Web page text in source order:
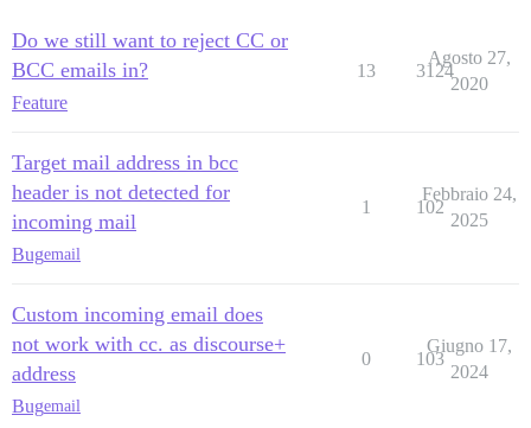
Do we still want to reject CC or
BCC emails in?
Feature
13 3124
Agosto 27,
2020
Target mail address in bcc
header is not detected for
incoming mail
Bugemail
1 102
Febbraio 24,
2025
Custom incoming email does
not work with cc. as discourse+
address
Bugemail
0 103
Giugno 17,
2024